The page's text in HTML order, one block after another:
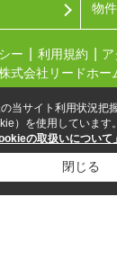
物
ー 利用規約
式会社リードホ
当サイト利用状況把
）を使用しています。
の取扱いについて」
閉じる